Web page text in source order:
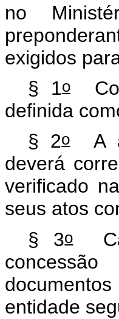
no
exigidos
§ 1o
definida
§ 2oA
deverá
verificado
seus atos
§ 3o
entidade